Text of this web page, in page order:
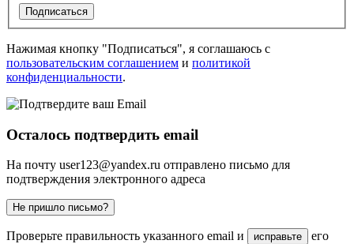
Подписаться
Нажимая кнопку "Подписаться", я соглашаюсь с
пользовательским соглашением и политикой
конфиденциальности.
Осталось подтвердить email
На почту user123@yandex.ru отправлено письмо для
подтверждения электронного адреса
Не пришло письмо?
Проверьте правильность указанного email и исправьте
его